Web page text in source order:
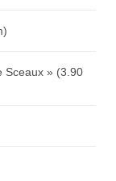
Sceaux » (3.90